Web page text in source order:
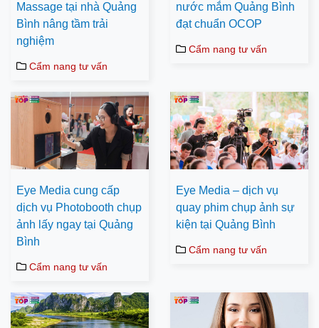
Massage tại nhà Quảng
Bình nâng tầm trải
nghiệm
Cẩm nang tư vấn
nước mắm Quảng Bình
đạt chuẩn OCOP
Cẩm nang tư vấn
Eye Media cung cấp
dịch vụ Photobooth chụp
ảnh lấy ngay tại Quảng
Bình
Cẩm nang tư vấn
Eye Media – dịch vụ
quay phim chụp ảnh sự
kiện tại Quảng Bình
Cẩm nang tư vấn